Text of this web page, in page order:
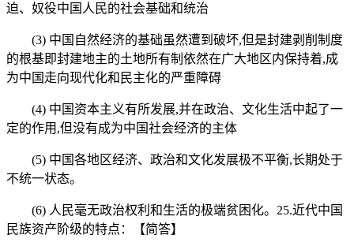
迫、奴役中国人民的社会基础和统治
(3) 中国自然经济的基础虽然遭到破坏,但是封建剥削制度
的根基即封建地主的土地所有制依然在广大地区内保持着,成
为中国走向现代化和民主化的严重障碍
(4) 中国资本主义有所发展,并在政治、文化生活中起了一
定的作用,但没有成为中国社会经济的主体
(5) 中国各地区经济、政治和文化发展极不平衡,长期处于
不统一状态。
(6) 人民毫无政治权利和生活的极端贫困化。25.近代中国
民族资产阶级的特点：【简答】